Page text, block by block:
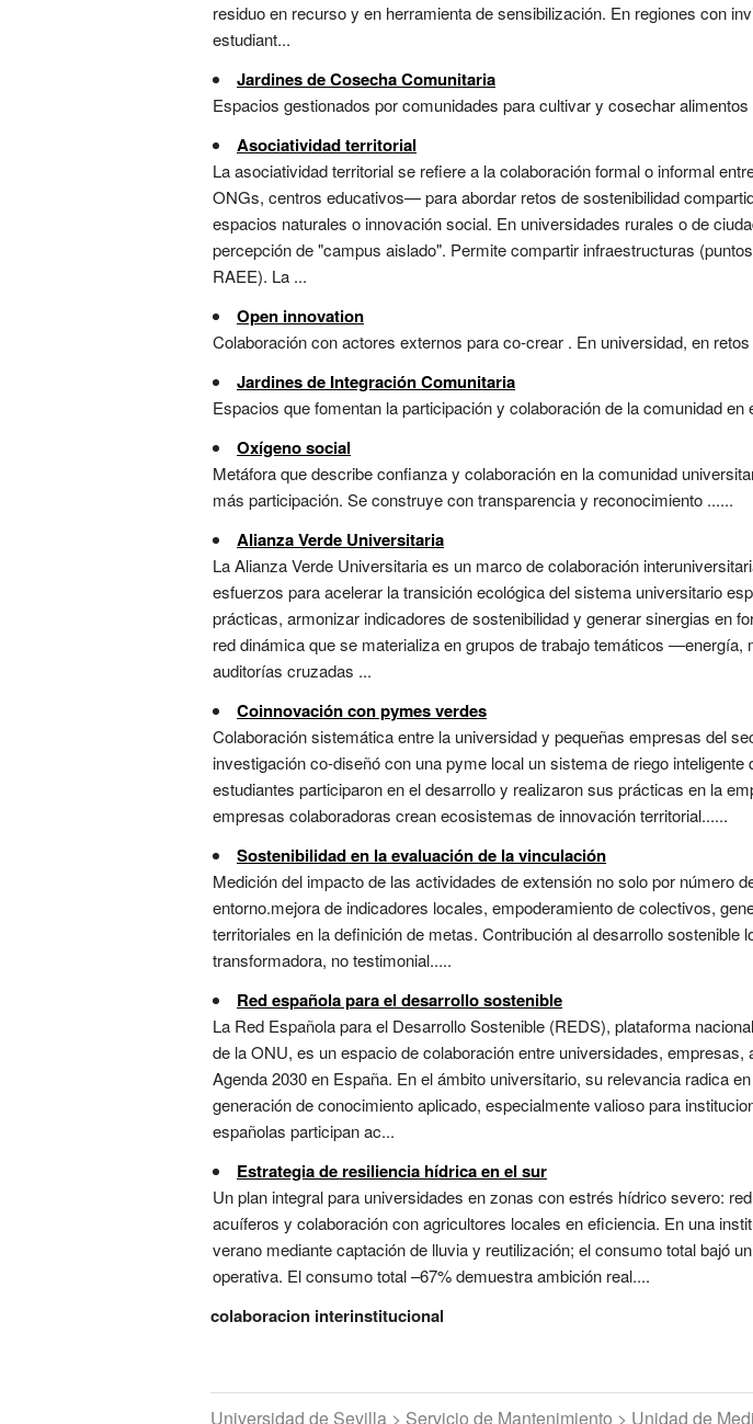
residuo en recurso y en herramienta de sensibilización. En regiones con
estudiant...
Jardines de Cosecha Comunitaria
Espacios gestionados por comunidades para cultivar y cosechar
Asociatividad territorial
La asociatividad territorial se refiere a la colaboración formal o informal
ONGs, centros educativos— para abordar retos de sostenibilidad
espacios naturales o innovación social. En universidades rurales o de
percepción de "campus aislado". Permite compartir infraestructuras
RAEE). La ...
Open innovation
Colaboración con actores externos para co-crear . En universidad, en
Jardines de Integración Comunitaria
Espacios que fomentan la participación y colaboración de la comunidad
Oxígeno social
Metáfora que describe confianza y colaboración en la comunidad
más participación. Se construye con transparencia y reconocimiento ......
Alianza Verde Universitaria
La Alianza Verde Universitaria es un marco de colaboración
esfuerzos para acelerar la transición ecológica del sistema universitario
prácticas, armonizar indicadores de sostenibilidad y generar sinergias en
red dinámica que se materializa en grupos de trabajo temáticos
auditorías cruzadas ...
Coinnovación con pymes verdes
Colaboración sistemática entre la universidad y pequeñas empresas del
investigación co-diseñó con una pyme local un sistema de riego
estudiantes participaron en el desarrollo y realizaron sus prácticas en la
empresas colaboradoras crean ecosistemas de innovación territorial......
Sostenibilidad en la evaluación de la vinculación
Medición del impacto de las actividades de extensión no solo por número
entorno.mejora de indicadores locales, empoderamiento de colectivos,
territoriales en la definición de metas. Contribución al desarrollo
transformadora, no testimonial.....
Red española para el desarrollo sostenible
La Red Española para el Desarrollo Sostenible (REDS), plataforma
de la ONU, es un espacio de colaboración entre universidades,
Agenda 2030 en España. En el ámbito universitario, su relevancia radica
generación de conocimiento aplicado, especialmente valioso para
españolas participan ac...
Estrategia de resiliencia hídrica en el sur
Un plan integral para universidades en zonas con estrés hídrico severo:
acuíferos y colaboración con agricultores locales en eficiencia. En una
verano mediante captación de lluvia y reutilización; el consumo total bajó
operativa. El consumo total –67% demuestra ambición real....
colaboracion interinstitucional
Universidad de Sevilla > Servicio de Mantenimiento > Unidad de